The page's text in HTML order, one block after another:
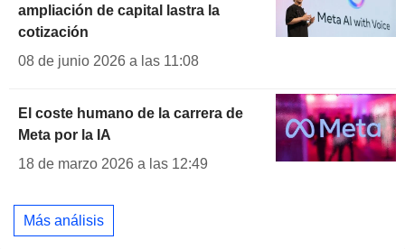
ampliación de capital lastra la
cotización
08 de junio 2026 a las 11:08
El coste humano de la carrera de
Meta por la IA
18 de marzo 2026 a las 12:49
Más análisis